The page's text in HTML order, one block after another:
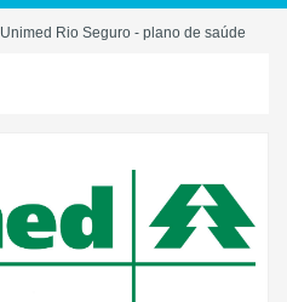
Unimed Rio Seguro - plano de saúde